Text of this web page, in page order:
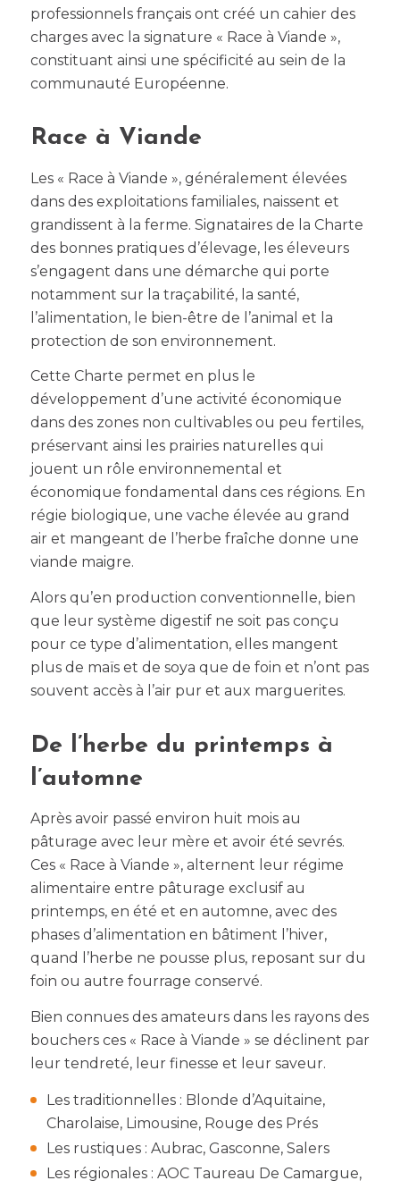
professionnels français ont créé un cahier des
charges avec la signature « Race à Viande »,
constituant ainsi une spécificité au sein de la
communauté Européenne.
Race à Viande
Les « Race à Viande », généralement élevées
dans des exploitations familiales, naissent et
grandissent à la ferme. Signataires de la Charte
des bonnes pratiques d’élevage, les éleveurs
s’engagent dans une démarche qui porte
notamment sur la traçabilité, la santé,
l’alimentation, le bien-être de l’animal et la
protection de son environnement.
Cette Charte permet en plus le
développement d’une activité économique
dans des zones non cultivables ou peu fertiles,
préservant ainsi les prairies naturelles qui
jouent un rôle environnemental et
économique fondamental dans ces régions. En
régie biologique, une vache élevée au grand
air et mangeant de l’herbe fraîche donne une
viande maigre.
Alors qu’en production conventionnelle, bien
que leur système digestif ne soit pas conçu
pour ce type d’alimentation, elles mangent
plus de maïs et de soya que de foin et n’ont pas
souvent accès à l’air pur et aux marguerites.
De l’herbe du printemps à
l’automne
Après avoir passé environ huit mois au
pâturage avec leur mère et avoir été sevrés.
Ces « Race à Viande », alternent leur régime
alimentaire entre pâturage exclusif au
printemps, en été et en automne, avec des
phases d’alimentation en bâtiment l’hiver,
quand l’herbe ne pousse plus, reposant sur du
foin ou autre fourrage conservé.
Bien connues des amateurs dans les rayons des
bouchers ces « Race à Viande » se déclinent par
leur tendreté, leur finesse et leur saveur.
Les traditionnelles : Blonde d’Aquitaine,
Charolaise, Limousine, Rouge des Prés
Les rustiques : Aubrac, Gasconne, Salers
Les régionales : AOC Taureau De Camargue,